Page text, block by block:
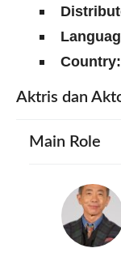
Country:
Aktris dan
Main Role